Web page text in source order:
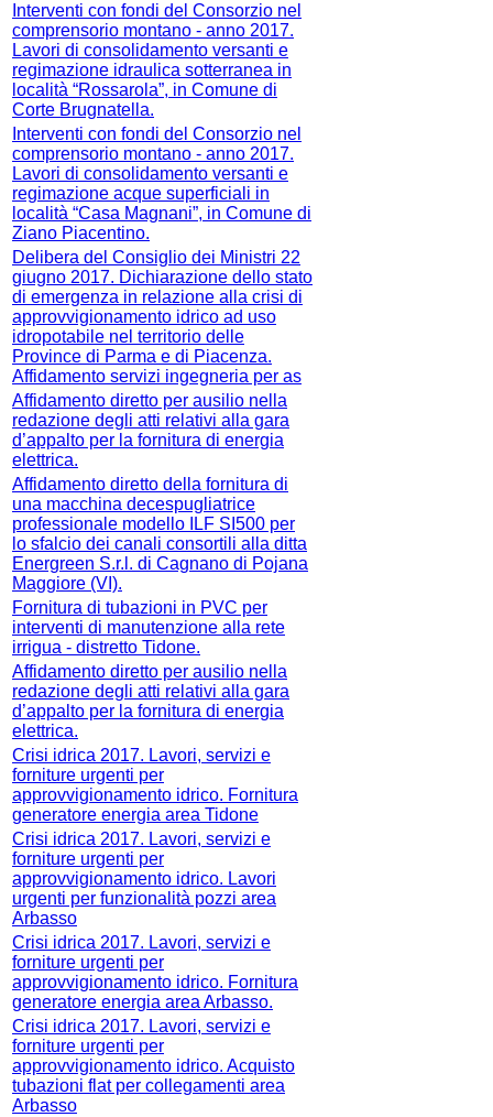
Interventi con fondi del Consorzio nel
comprensorio montano - anno 2017.
Lavori di consolidamento versanti e
regimazione idraulica sotterranea in
località “Rossarola”, in Comune di
Corte Brugnatella.
Interventi con fondi del Consorzio nel
comprensorio montano - anno 2017.
Lavori di consolidamento versanti e
regimazione acque superficiali in
località “Casa Magnani”, in Comune di
Ziano Piacentino.
Delibera del Consiglio dei Ministri 22
giugno 2017. Dichiarazione dello stato
di emergenza in relazione alla crisi di
approvvigionamento idrico ad uso
idropotabile nel territorio delle
Province di Parma e di Piacenza.
Affidamento servizi ingegneria per as
Affidamento diretto per ausilio nella
redazione degli atti relativi alla gara
d’appalto per la fornitura di energia
elettrica.
Affidamento diretto della fornitura di
una macchina decespugliatrice
professionale modello ILF SI500 per
lo sfalcio dei canali consortili alla ditta
Energreen S.r.l. di Cagnano di Pojana
Maggiore (VI).
Fornitura di tubazioni in PVC per
interventi di manutenzione alla rete
irrigua - distretto Tidone.
Affidamento diretto per ausilio nella
redazione degli atti relativi alla gara
d’appalto per la fornitura di energia
elettrica.
Crisi idrica 2017. Lavori, servizi e
forniture urgenti per
approvvigionamento idrico. Fornitura
generatore energia area Tidone
Crisi idrica 2017. Lavori, servizi e
forniture urgenti per
approvvigionamento idrico. Lavori
urgenti per funzionalità pozzi area
Arbasso
Crisi idrica 2017. Lavori, servizi e
forniture urgenti per
approvvigionamento idrico. Fornitura
generatore energia area Arbasso.
Crisi idrica 2017. Lavori, servizi e
forniture urgenti per
approvvigionamento idrico. Acquisto
tubazioni flat per collegamenti area
Arbasso